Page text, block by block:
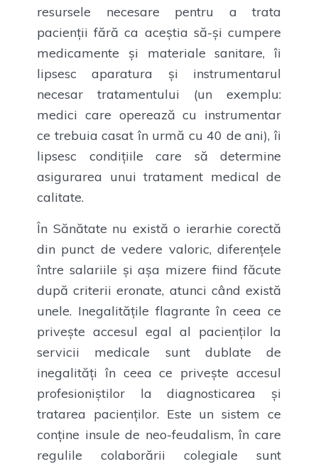
resursele necesare pentru a trata
pacienții fără ca aceștia să-și cumpere
medicamente și materiale sanitare, îi
lipsesc aparatura și instrumentarul
necesar tratamentului (un exemplu:
medici care operează cu instrumentar
ce trebuia casat în urmă cu 40 de ani), îi
lipsesc condițiile care să determine
asigurarea unui tratament medical de
calitate.
În Sănătate nu există o ierarhie corectă
din punct de vedere valoric, diferențele
între salariile și așa mizere fiind făcute
după criterii eronate, atunci când există
unele. Inegalitățile flagrante în ceea ce
privește accesul egal al pacienților la
servicii medicale sunt dublate de
inegalități în ceea ce privește accesul
profesioniștilor la diagnosticarea și
tratarea pacienților. Este un sistem ce
conține insule de neo-feudalism, în care
regulile colaborării colegiale sunt